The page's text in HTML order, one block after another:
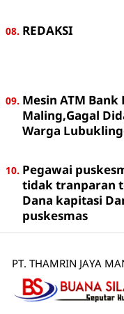
REDAKSI
Mesin ATM Bank
Maling,Gagal
Warga
Pegawai
tidak tranparan
Dana kapitasi
puskesmas
PT. THAMRIN JAYA